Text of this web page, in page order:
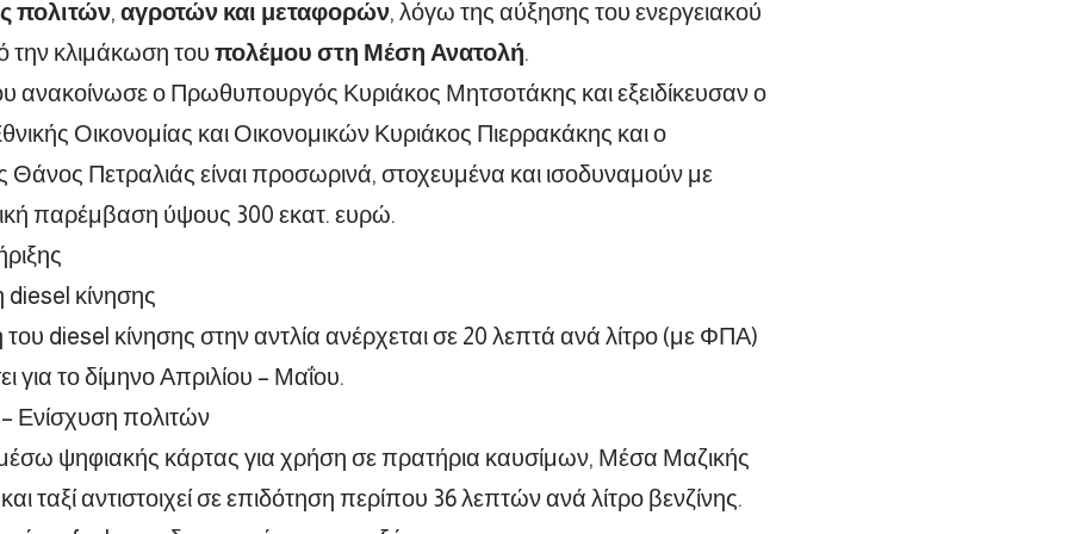
πολιτών, αγροτών και μεταφορών, λόγω της αύξησης του ενεργειακού
την κλιμάκωση του πολέμου στη Μέση Ανατολή.
ανακοίνωσε ο Πρωθυπουργός Κυριάκος Μητσοτάκης και εξειδίκευσαν ο
Οικονομίας και Οικονομικών Κυριάκος Πιερρακάκης και ο
Πετραλιάς είναι προσωρινά, στοχευμένα και ισοδυναμούν με
παρέμβαση ύψους 300 εκατ. ευρώ.
diesel κίνησης
diesel κίνησης στην αντλία ανέρχεται σε 20 λεπτά ανά λίτρο (με ΦΠΑ)
για το δίμηνο Απριλίου – Μαΐου.
Ενίσχυση πολιτών
ψηφιακής κάρτας για χρήση σε πρατήρια καυσίμων, Μέσα Μαζικής
ταξί αντιστοιχεί σε επιδότηση περίπου 36 λεπτών ανά λίτρο βενζίνης.